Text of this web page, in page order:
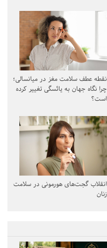
نقطه عطف سلامت مغز در میانسالی؛
چرا نگاه جهان به یائسگی تغییر کرده
است؟
انقلاب گجت‌های هورمونی در سلامت
زنان